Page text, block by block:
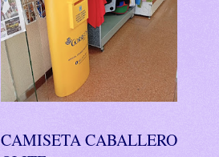
CAMISETA CABALLERO